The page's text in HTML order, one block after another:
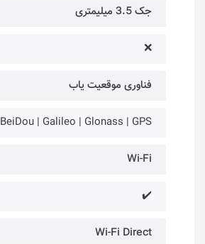
جک 3.5 میلیمتری
❌
فناوری موقعیت یاب
BeiDou | Galileo | Glonass | GPS
Wi-Fi
✔️
Wi-Fi Direct